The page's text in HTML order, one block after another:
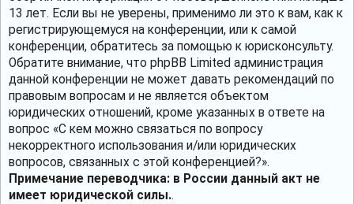
13 лет. Если вы не уверены, применимо ли это к вам, как к
регистрирующемуся на конференции, или к самой
конференции, обратитесь за помощью к юрисконсульту.
Обратите внимание, что phpBB Limited администрация
данной конференции не может давать рекомендаций по
правовым вопросам и не является объектом
юридических отношений, кроме указанных в ответе на
вопрос «С кем можно связаться по вопросу
некорректного использования и/или юридических
вопросов, связанных с этой конференцией?».
Примечание переводчика: в России данный акт не
имеет юридической силы..